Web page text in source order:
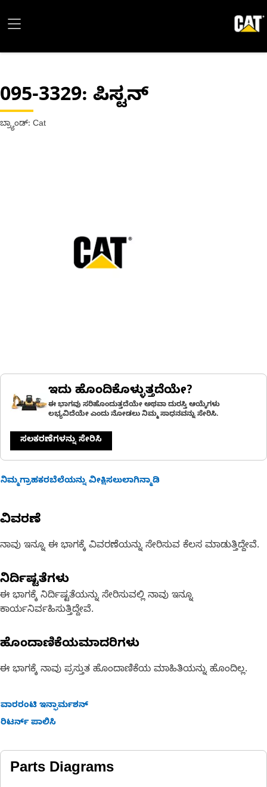
095-3329: ಪಿಸ್ಟನ್
ಬ್ರ್ಯಾಂಡ್: Cat
ಇದು ಹೊಂದಿಕೊಳ್ಳುತ್ತದೆಯೇ?
ಈ ಭಾಗವು ಸರಿಹೊಂದುತ್ತದೆಯೇ ಅಥವಾ ದುರಸ್ತಿ ಆಯ್ಕೆಗಳು
ಲಭ್ಯವಿದೆಯೇ ಎಂದು ನೋಡಲು ನಿಮ್ಮ ಸಾಧನವನ್ನು ಸೇರಿಸಿ.
ಸಲಕರಣೆಗಳನ್ನು ಸೇರಿಸಿ
ನಿಮ್ಮಗ್ರಾಹಕರಬೆಲೆಯನ್ನು ವೀಕ್ಷಿಸಲುಲಾಗಿನ್ಮಾಡಿ
ವಿವರಣೆ
ನಾವು ಇನ್ನೂ ಈ ಭಾಗಕ್ಕೆ ವಿವರಣೆಯನ್ನು ಸೇರಿಸುವ ಕೆಲಸ ಮಾಡುತ್ತಿದ್ದೇವೆ.
ನಿರ್ದಿಷ್ಟತೆಗಳು
ಈ ಭಾಗಕ್ಕೆ ನಿರ್ದಿಷ್ಟತೆಯನ್ನು ಸೇರಿಸುವಲ್ಲಿ ನಾವು ಇನ್ನೂ
ಕಾರ್ಯನಿರ್ವಹಿಸುತ್ತಿದ್ದೇವೆ.
ಹೊಂದಾಣಿಕೆಯಮಾದರಿಗಳು
ಈ ಭಾಗಕ್ಕೆ ನಾವು ಪ್ರಸ್ತುತ ಹೊಂದಾಣಿಕೆಯ ಮಾಹಿತಿಯನ್ನು ಹೊಂದಿಲ್ಲ.
ವಾರರಂಟಿ ಇನ್ಫಾರ್ಮಶನ್
ರಿಟರ್ನ್ ಪಾಲಿಸಿ
Parts Diagrams